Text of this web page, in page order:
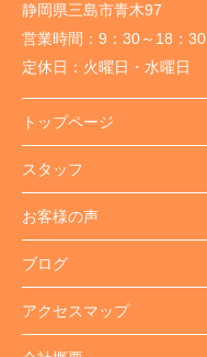
静岡県三島市青木97
営業時間： 9：30～18：30
定休日： 火曜日・水曜日
トップページ
スタッフ
お客様の声
ブログ
アクセスマップ